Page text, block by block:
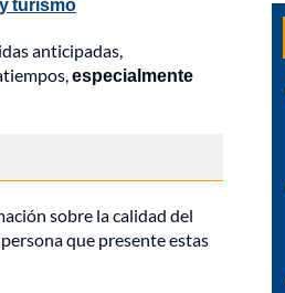
anticipadas,
especialmente
sobre la calidad del
que presente estas